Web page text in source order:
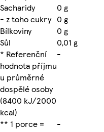
Sacharidy 0 g
- z toho cukry 0 g
Bílkoviny
0 g
Sůl
0,01 g
* Referenční
hodnota příjmu
u průměrné
dospělé osoby
(8400 kJ/2000
kcal)
-
** 1 porce =
-